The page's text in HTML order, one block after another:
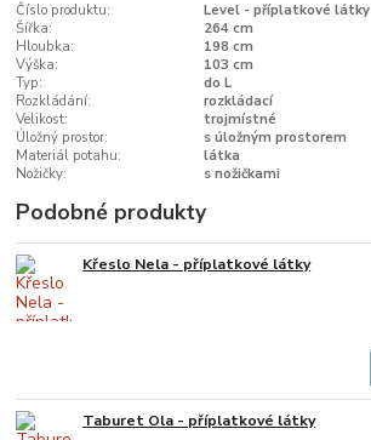
Číslo produktu:
Level - příplatkové látky
Šířka:
264 cm
Hloubka:
198 cm
Výška:
103 cm
Typ:
do L
Rozkládání:
rozkládací
Velikost:
trojmístné
Úložný prostor:
s úložným prostorem
Materiál potahu:
látka
Nožičky:
s nožičkami
Podobné produkty
Křeslo Nela - příplatkové látky
Taburet Ola - příplatkové látky